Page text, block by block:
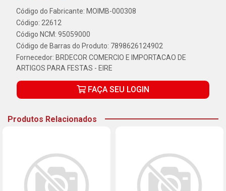
Código do Fabricante: MOIMB-000308
Código: 22612
Código NCM: 95059000
Código de Barras do Produto: 7898626124902
Fornecedor: BRDECOR COMERCIO E IMPORTACAO DE
ARTIGOS PARA FESTAS - EIRE
FAÇA SEU LOGIN
Produtos Relacionados